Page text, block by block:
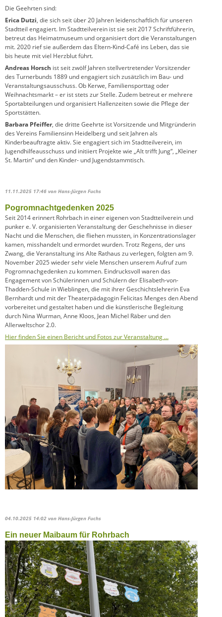
Die Geehrten sind:
Erica Dutzi, die sich seit über 20 Jahren leidenschaftlich für unseren
Stadtteil engagiert. Im Stadtteilverein ist sie seit 2017 Schriftführerin,
betreut das Heimatmuseum und organisiert dort die Veranstaltungen
mit. 2020 rief sie außerdem das Eltern-Kind-Café ins Leben, das sie
bis heute mit viel Herzblut führt.
Andreas Horsch ist seit zwölf Jahren stellvertretender Vorsitzender
des Turnerbunds 1889 und engagiert sich zusätzlich im Bau- und
Veranstaltungsausschuss. Ob Kerwe, Familiensporttag oder
Weihnachtsmarkt – er ist stets zur Stelle. Zudem betreut er mehrere
Sportabteilungen und organisiert Hallenzeiten sowie die Pflege der
Sportstätten.
Barbara Pfeiffer, die dritte Geehrte ist Vorsitzende und Mitgründerin
des Vereins Familiensinn Heidelberg und seit Jahren als
Kinderbeauftragte aktiv. Sie engagiert sich im Stadtteilverein, im
Jugendhilfeausschuss und initiiert Projekte wie „Alt trifft Jung“, „Kleiner
St. Martin“ und den Kinder- und Jugendstammtisch.
11.11.2025 17:46 von Hans-Jürgen Fuchs
Pogromnachtgedenken 2025
Seit 2014 erinnert Rohrbach in einer eigenen von Stadtteilverein und
punker e. V. organisierten Veranstaltung der Geschehnisse in dieser
Nacht und die Menschen, die fliehen mussten, in Konzentrationslager
kamen, misshandelt und ermordet wurden. Trotz Regens, der uns
Zwang, die Veranstaltung ins Alte Rathaus zu verlegen, folgten am 9.
November 2025 wieder sehr viele Menschen unserem Aufruf zum
Pogromnachgedenken zu kommen. Eindrucksvoll waren das
Engagement von Schülerinnen und Schülern der Elisabeth-von-
Thadden-Schule in Wieblingen, die mit ihrer Geschichtslehrerin Eva
Bernhardt und mit der Theaterpädagogin Felicitas Menges den Abend
vorbereitet und gestaltet haben und die künstlerische Begleitung
durch Nina Wurman, Anne Kloos, Jean Michel Räber und den
Allerweltschor 2.0.
Hier finden Sie einen Bericht und Fotos zur Veranstaltung …
04.10.2025 14:02 von Hans-Jürgen Fuchs
Ein neuer Maibaum für Rohrbach